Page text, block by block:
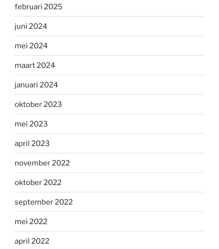
februari 2025
juni 2024
mei 2024
maart 2024
januari 2024
oktober 2023
mei 2023
april 2023
november 2022
oktober 2022
september 2022
mei 2022
april 2022